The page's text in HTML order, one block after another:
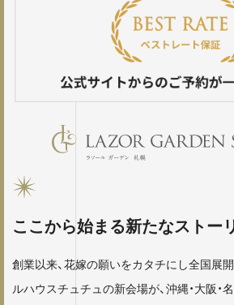
ここから始まる新たなストー
創業以来、花嫁の願いをカタチにし全国展
ルハウスチュチュの新会場が、沖縄・大阪・